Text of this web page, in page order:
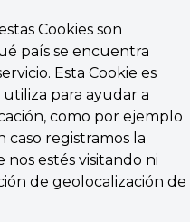
Cookies son
país se encuentra
Esta Cookie es
para ayudar a
como por ejemplo
caso registramos la
estés visitando ni
de geolocalización de